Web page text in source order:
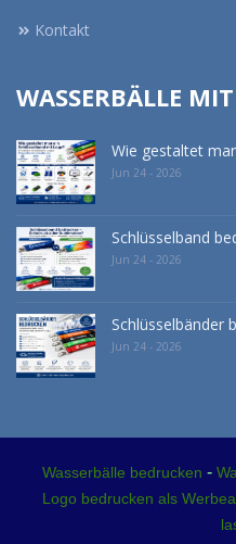
Kontakt
WASSERBÄLLE
Wie gestaltet
Jun 24 - 2026
Schlüsselband
Jun 24 - 2026
Schlüsselbänder
Jun 24 - 2026
Wasserbälle bedrucken -
Logo bedrucken als